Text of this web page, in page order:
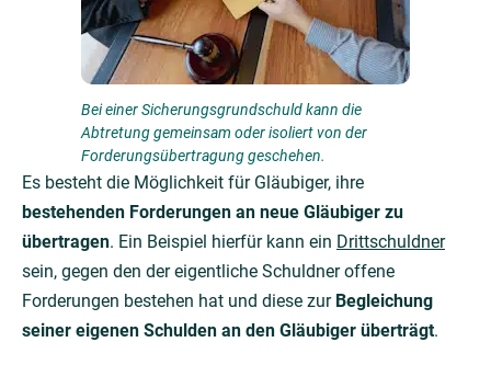
Bei einer Sicherungsgrundschuld kann die
Abtretung gemeinsam oder isoliert von der
Forderungsübertragung geschehen.
Es besteht die Möglichkeit für Gläubiger, ihre
bestehenden Forderungen an neue Gläubiger zu
übertragen. Ein Beispiel hierfür kann ein Drittschuldner
sein, gegen den der eigentliche Schuldner offene
Forderungen bestehen hat und diese zur Begleichung
seiner eigenen Schulden an den Gläubiger überträgt.